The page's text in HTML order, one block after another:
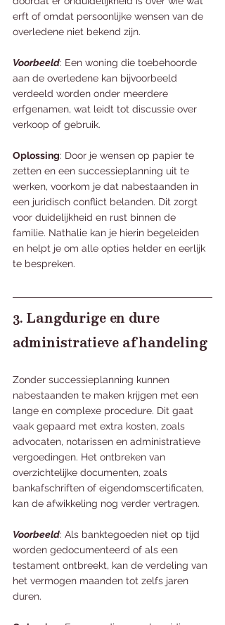
erft of omdat persoonlijke wensen van de
overledene niet bekend zijn.
Voorbeeld: Een woning die toebehoorde
aan de overledene kan bijvoorbeeld
verdeeld worden onder meerdere
erfgenamen, wat leidt tot discussie over
verkoop of gebruik.
Oplossing: Door je wensen op papier te
zetten en een successieplanning uit te
werken, voorkom je dat nabestaanden in
een juridisch conflict belanden. Dit zorgt
voor duidelijkheid en rust binnen de
familie. Nathalie kan je hierin begeleiden
en helpt je om alle opties helder en eerlijk
te bespreken.
3. Langdurige en dure
administratieve afhandeling
Zonder successieplanning kunnen
nabestaanden te maken krijgen met een
lange en complexe procedure. Dit gaat
vaak gepaard met extra kosten, zoals
advocaten, notarissen en administratieve
vergoedingen. Het ontbreken van
overzichtelijke documenten, zoals
bankafschriften of eigendomscertificaten,
kan de afwikkeling nog verder vertragen.
Voorbeeld: Als banktegoeden niet op tijd
worden gedocumenteerd of als een
testament ontbreekt, kan de verdeling van
het vermogen maanden tot zelfs jaren
duren.